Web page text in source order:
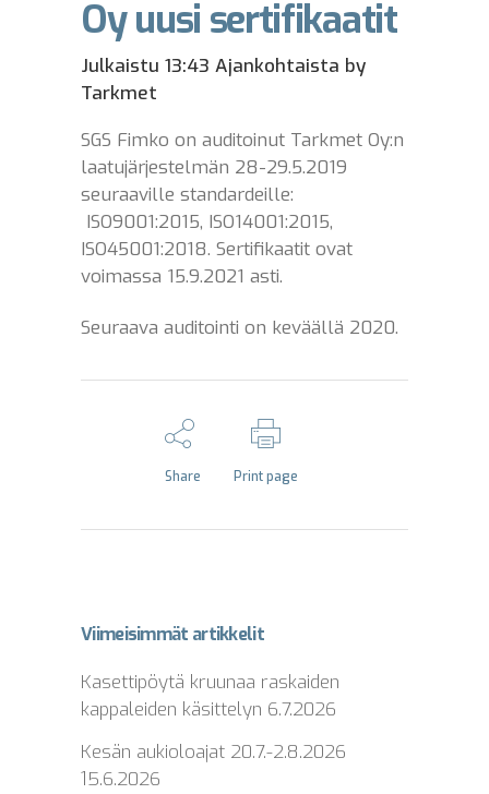
Oy uusi sertifikaatit
Julkaistu 13:43 Ajankohtaista by
Tarkmet
SGS Fimko on auditoinut Tarkmet Oy:n
laatujärjestelmän 28-29.5.2019
seuraaville standardeille:
ISO9001:2015, ISO14001:2015,
ISO45001:2018. Sertifikaatit ovat
voimassa 15.9.2021 asti.
Seuraava auditointi on keväällä 2020.
Share Print page
Viimeisimmät artikkelit
Kasettipöytä kruunaa raskaiden
kappaleiden käsittelyn 6.7.2026
Kesän aukioloajat 20.7.-2.8.2026
15.6.2026